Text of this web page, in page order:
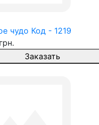
чудо Код - 1219
Заказать